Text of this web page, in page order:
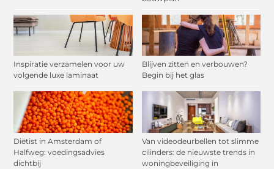
Inspiratie verzamelen voor uw
volgende luxe laminaat
Blijven zitten en verbouwen?
Begin bij het glas
Diëtist in Amsterdam of
Halfweg: voedingsadvies
dichtbij
Van videodeurbellen tot slimme
cilinders: de nieuwste trends in
woningbeveiliging in